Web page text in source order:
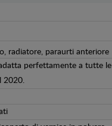
radiatore, paraurti anteriore
perfettamente a tutte le
2020.